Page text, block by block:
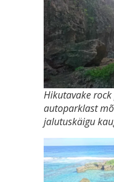
Hikutavake
autoparklast
jalutuskäigu